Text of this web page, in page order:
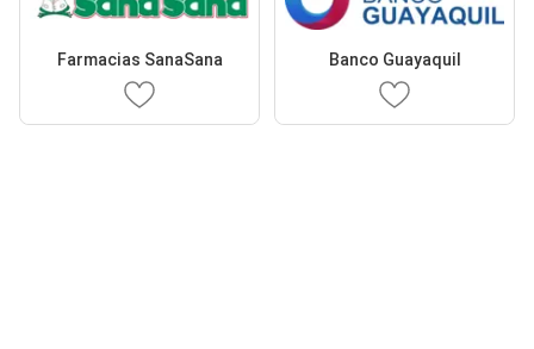
Farmacias SanaSana Banco Guayaquil